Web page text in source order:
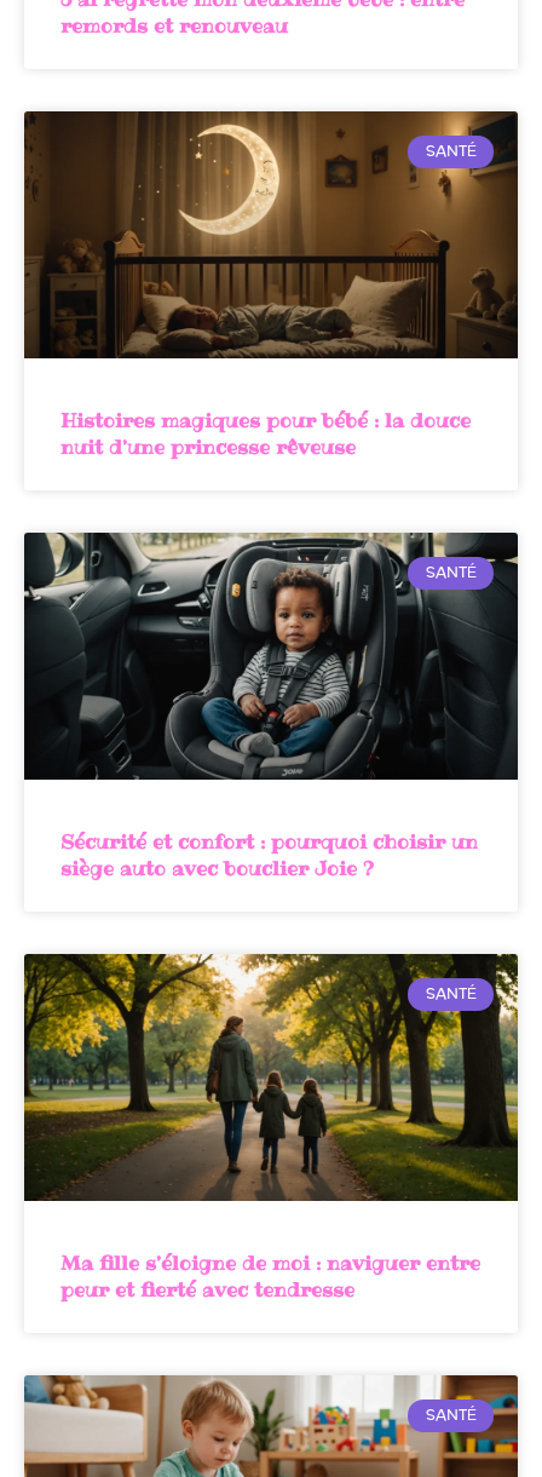
remords et renouveau
SANTÉ
Histoires magiques pour bébé : la douce
nuit d’une princesse rêveuse
SANTÉ
Sécurité et confort : pourquoi choisir un
siège auto avec bouclier Joie ?
SANTÉ
Ma fille s’éloigne de moi : naviguer entre
peur et fierté avec tendresse
SANTÉ